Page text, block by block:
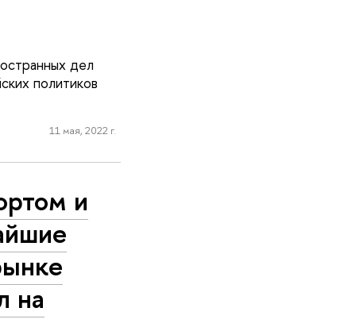
дел
политиков
11 мая, 2022 г.
и
на